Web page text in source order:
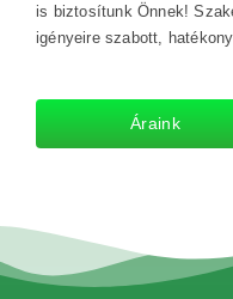
is biztosítunk Önnek!
igényeire szabott,
Áraink